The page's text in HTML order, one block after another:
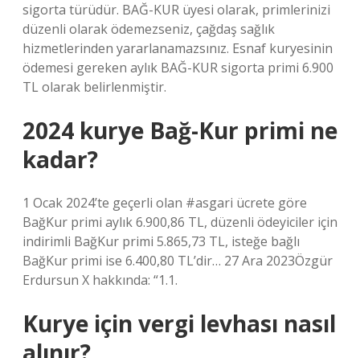
sigorta türüdür. BAĞ-KUR üyesi olarak, primlerinizi
düzenli olarak ödemezseniz, çağdaş sağlık
hizmetlerinden yararlanamazsınız. Esnaf kuryesinin
ödemesi gereken aylık BAĞ-KUR sigorta primi 6.900
TL olarak belirlenmiştir.
2024 kurye Bağ-Kur primi ne
kadar?
1 Ocak 2024’te geçerli olan #asgari ücrete göre
BağKur primi aylık 6.900,86 TL, düzenli ödeyiciler için
indirimli BağKur primi 5.865,73 TL, isteğe bağlı
BağKur primi ise 6.400,80 TL’dir… 27 Ara 2023Özgür
Erdursun X hakkında: “1.1.
Kurye için vergi levhası nasıl